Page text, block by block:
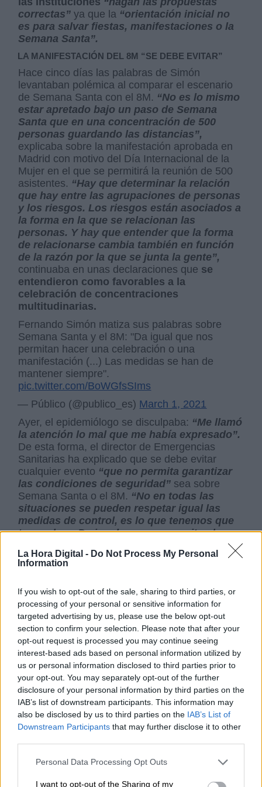
La Hora Digital - Do Not Process My Personal
Information
If you wish to opt-out of the sale, sharing to third parties, or
processing of your personal or sensitive information for
targeted advertising by us, please use the below opt-out
section to confirm your selection. Please note that after your
opt-out request is processed you may continue seeing
interest-based ads based on personal information utilized by
us or personal information disclosed to third parties prior to
your opt-out. You may separately opt-out of the further
disclosure of your personal information by third parties on the
IAB’s list of downstream participants. This information may
also be disclosed by us to third parties on the IAB’s List of
Downstream Participants that may further disclose it to other
Personal Data Processing Opt Outs
I want to opt-out of the Sharing of my
correctas”ya que la “orientación inicial no
es para salvar fiestas, manifestaciones o la
Semana Santa”.
LA MANIFESTACIÓN DEL 8M “SE DEBE EVITAR”
Hace cinco días las palabras de Simón
levantaban polémica al comparar el escenario
de Semana Santa con el 8M. “No es lo mismo
estar apretado bajo un paso de Semana
Santa que en una concentración de 500
personas guardando las distancias”,
explicaba sobre la manifestación aprobada en
Madrid con motivo del Día Internacional de la
Mujer en el que se permitirá la reunión de 500
asistentes. “Hay que determinar la relación
que hay entre las agrupaciones de personas
y los riesgos. Los riesgos están asociados a
la forma en la que se relacionan las
personas. Y hay que entender que la forma
de relacionarse cambia también en función
de la razón por la que se junta la gente”,
continuaba en unas declaraciones que se
entendieron como favorables a la
celebración de concentraciones
multitudinarias.
Fernando Simón matiza sus palabras sobre
Semana Santa y el 8M: "Da igual que nos
permitan hacer una celebración o una
manifestación (...) Las medidas se han de
mantener siempre".
pic.twitter.com/BoWGfsSIms
— Público (@publico_es) March 1, 2021
Ayer, el epidemiólogo se disculpaba: “Me llamó
la atención lo mal que me había expresado”.
De esta forma, el director de Emergencias
Sanitarias ha explicado que se debe evitar
cualquier evento “que no permita garantizar
las condiciones de seguridad” sea sobre
Semana Santa o el 8M. “No en todas las
situaciones se pueden respetar igual las
medidas de control, es lo que tenemos que
tener claro. Da igual que nos permitan hacer
distancias se deben mantener siempre”,
aclaraba sobre su comparación anterior.
En este sentido, Simón señalaba que “todavía
no estamos en esa situación” de poder
permitir eventos multitudinarios:“ No es
cuestión de si hay una manifestación o una
festividad, si se pueden o no hacer cosas,
las cosas se pueden hacer cuando la
situación epidemiológica es la correcta”. Por
lo tanto, insistía en“evitar” esta clase de
concentracioneshasta que se logre“acabar
con este virus”.
“Ese era el sentido de mis palabras y quería
aclararlo”,rectificaba, “lo siento”.
RESPUESTA AL NEGACIONISMO DE VICTORIA ABRIL
El epidemiólogo tambiénrespondía a las